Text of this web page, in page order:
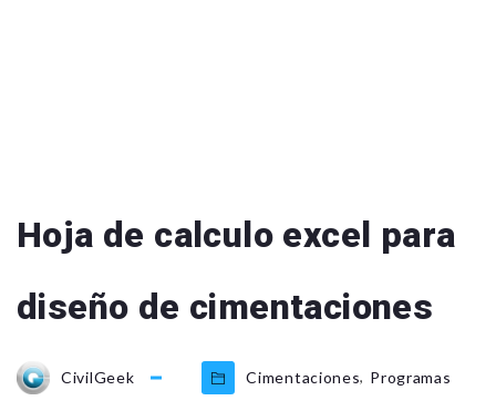
Hoja de calculo excel para
diseño de cimentaciones
CivilGeek Cimentaciones, Programas